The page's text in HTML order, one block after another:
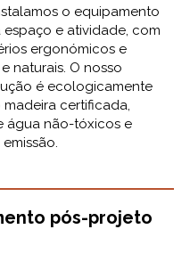
o equipamento
e atividade, com
ergonómicos e
naturais. O nosso
é ecologicamente
certificada,
água não-tóxicos e
pós-projeto